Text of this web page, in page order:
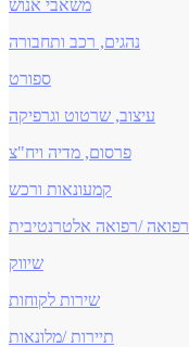
משאבי אנוש
נהגים, רכב ותחבורה
ספורט
עיצוב, שרטוט וגרפיקה
פרסום, מדיה ויח"צ
קמעונאות ורכש
רפואה /רפואה אלטרנטיבית
שיווק
שירות לקוחות
תיירות /מלונאות